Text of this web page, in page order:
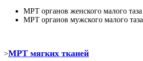
МРТ органов женского малого таза
МРТ органов мужского малого таза
>МРТ мягких тканей